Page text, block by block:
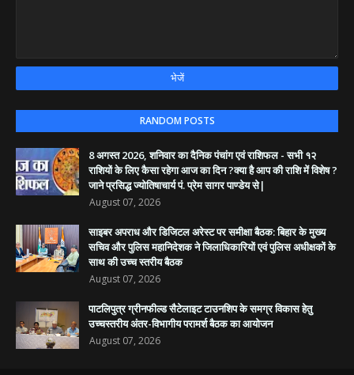
RANDOM POSTS
8 अगस्त 2026, शनिवार का दैनिक पंचांग एवं राशिफल - सभी १२
राशियों के लिए कैसा रहेगा आज का दिन ?क्या है आप की राशि में विशेष ?
जाने प्रसिद्ध ज्योतिषाचार्य पं. प्रेम सागर पाण्डेय से|
August 07, 2026
साइबर अपराध और डिजिटल अरेस्ट पर समीक्षा बैठक: बिहार के मुख्य
सचिव और पुलिस महानिदेशक ने जिलाधिकारियों एवं पुलिस अधीक्षकों के
साथ की उच्च स्तरीय बैठक
August 07, 2026
पाटलिपुत्र ग्रीनफील्ड सैटेलाइट टाउनशिप के समग्र विकास हेतु
उच्चस्तरीय अंतर-विभागीय परामर्श बैठक का आयोजन
August 07, 2026